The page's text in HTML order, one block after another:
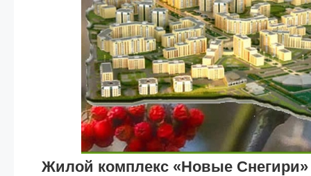
Жилой комплекс «Новые Снегири»